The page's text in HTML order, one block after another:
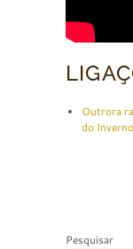
Outrora
do
Pesquisar